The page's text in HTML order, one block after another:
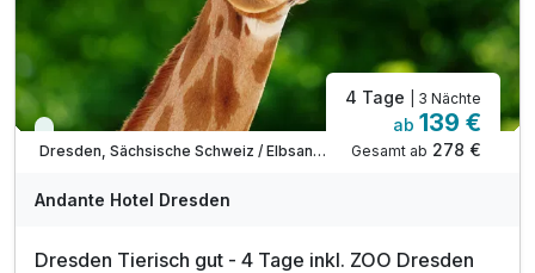
Viele Termine frei
Dresden, Sächsische Schweiz / Elbsandsteingebirge
4 Tage | 3 Nächte
ab 139 €
Gesamt ab 278 €
Andante Hotel Dresden
Dresden Tierisch gut - 4 Tage inkl. ZOO Dresden